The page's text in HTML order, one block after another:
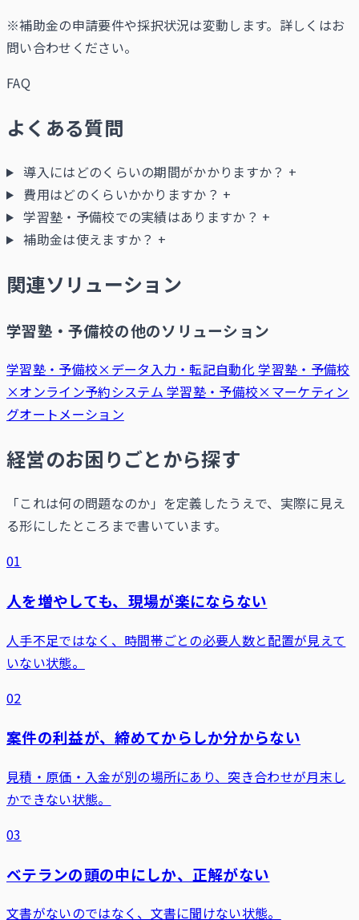
※補助金の申請要件や採択状況は変動します。詳しくはお
問い合わせください。
FAQ
よくある質問
導入にはどのくらいの期間がかかりますか？ +
費用はどのくらいかかりますか？ +
学習塾・予備校での実績はありますか？ +
補助金は使えますか？ +
関連ソリューション
学習塾・予備校の他のソリューション
学習塾・予備校×データ入力・転記自動化学習塾・予備校
×オンライン予約システム学習塾・予備校×マーケティン
グオートメーション
経営のお困りごとから探す
「これは何の問題なのか」を定義したうえで、実際に見え
る形にしたところまで書いています。
01
人を増やしても、現場が楽にならない
人手不足ではなく、時間帯ごとの必要人数と配置が見えて
いない状態。
02
案件の利益が、締めてからしか分からない
見積・原価・入金が別の場所にあり、突き合わせが月末し
かできない状態。
03
ベテランの頭の中にしか、正解がない
文書がないのではなく、文書に聞けない状態。